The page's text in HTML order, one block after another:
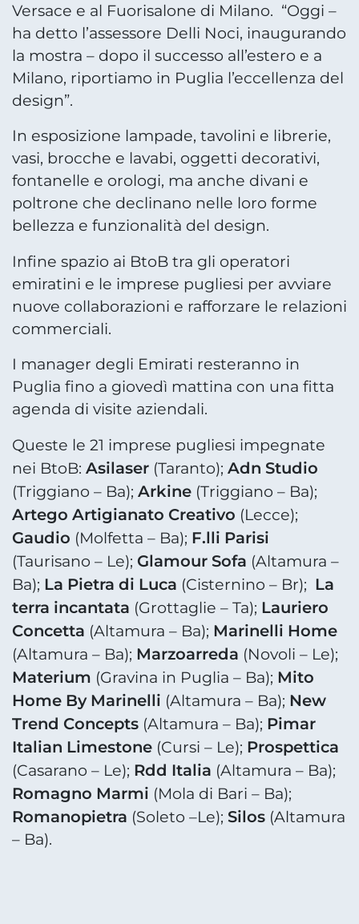
Versace e al Fuorisalone di Milano. “Oggi –
ha detto l’assessore Delli Noci, inaugurando
la mostra – dopo il successo all’estero e a
Milano, riportiamo in Puglia l’eccellenza del
design”.
In esposizione lampade, tavolini e librerie,
vasi, brocche e lavabi, oggetti decorativi,
fontanelle e orologi, ma anche divani e
poltrone che declinano nelle loro forme
bellezza e funzionalità del design.
Infine spazio ai BtoB tra gli operatori
emiratini e le imprese pugliesi per avviare
nuove collaborazioni e rafforzare le relazioni
commerciali.
I manager degli Emirati resteranno in
Puglia fino a giovedì mattina con una fitta
agenda di visite aziendali.
Queste le 21 imprese pugliesi impegnate
nei BtoB: Asilaser (Taranto); Adn Studio
(Triggiano – Ba); Arkine (Triggiano – Ba);
Artego Artigianato Creativo (Lecce);
Gaudio (Molfetta – Ba); F.lli Parisi
(Taurisano – Le); Glamour Sofa (Altamura –
Ba); La Pietra di Luca (Cisternino – Br); La
terra incantata (Grottaglie – Ta); Lauriero
Concetta (Altamura – Ba); Marinelli Home
(Altamura – Ba); Marzoarreda (Novoli – Le);
Materium (Gravina in Puglia – Ba); Mito
Home By Marinelli (Altamura – Ba); New
Trend Concepts (Altamura – Ba); Pimar
Italian Limestone (Cursi – Le); Prospettica
(Casarano – Le); Rdd Italia (Altamura – Ba);
Romagno Marmi (Mola di Bari – Ba);
Romanopietra (Soleto –Le); Silos (Altamura
– Ba).